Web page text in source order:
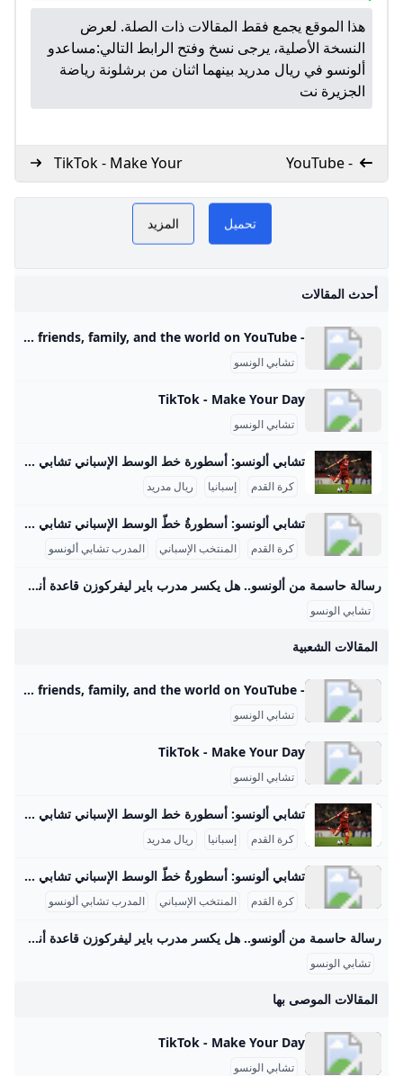
هذا الموقع يجمع فقط المقالات ذات الصلة. لعرض
النسخة الأصلية، يرجى نسخ وفتح الرابط التالي:مساعدو
ألونسو في ريال مدريد بينهما اثنان من برشلونة رياضة
الجزيرة نت
- YouTube
TikTok - Make Your
Day
تشابي الونسو GoGoGoPLAY
NOW
تحميل المزيد
أحدث المقالات
- YouTube Enjoy the videos and music you love, upload original content, and share it all with friends, family, and the world on YouTube.
تشابي الونسو
TikTok - Make Your Day
تشابي الونسو
تشابي ألونسو: أسطورة خط الوسط الإسباني تشابي ألونسو هو لاعب وسط إسباني مميز بدأ مسيرته الاحترافية في ريال سوسيداد بين سنوات 1999 و2004، حيث أظهر مهاراته في تمرير الكرة ورؤيته التكتيكية. ثم انتقل إلى ليفربول في 2004 حيث خاض 210 مباراة رسمية وسجل 18 هدفًا، وبرز في موسم 2004-2005 عندما قاد الفريق للفوز بدوري أبطال أوروبا، مسجلاً هدفًا حاسمًا في النهائي ضد ميلان. بعد ليفربول، انتقل إلى ريال مدريد بين 2009 و2014، وشارك في 236 مباراة وأحرز 6 أهداف، وفاز معهم بالدوري الإسباني 2011-2012 وكأس أبطال أوروبا 2013-2014، بالإضافة إلى ألقاب محلية متعددة.
كرة القدم إسبانيا ريال مدريد
تشابي ألونسو: أسطورةُ خطّ الوسط الإسباني تشابي ألونسو هو لاعب كرة قدم إسباني سابق ومدرب حالي، يُعد من أبرز لاعبي خط الوسط في جيله وأحد أفضل المدربين الشباب في العالم. وُلد في 25 نوفمبر 1981 في تولوسا بإسبانيا. بدأ مسيرته الكروية مع نادي ريال سوسيداد قبل أن ينتقل إلى ليفربول عام 2004 مقابل 10.5 مليون جنيه إسترليني، حيث فاز بدوري أبطال أوروبا في موسمه الأول وسجل هدف التعادل في النهائي ضد ميلان. بعد ليفربول، انتقل إلى ريال مدريد في 2009، وحقق معه عدة ألقاب منها الدوري الإسباني ودوري الأبطال.
كرة القدم المنتخب الإسباني المدرب تشابي ألونسو
رسالة حاسمة من ألونسو.. هل يكسر مدرب باير ليفركوزن قاعدة أنشيلوتي الشهيرة مبكرًا؟ – جريدة مانشيت بدأ تشابي ألونسو، المدير الفني الجديد لريال مدريد، عهده بسياسة واضحة وحازمة، حيث أجرى تغييرات جذرية في التشكيلة خلال مواجهة ريال أوفيدو، في رسالة مفادها أن اقرأ أيضًا:مفاجأة سارة للاعبين.. قرار حاسم من جون إدوارد يفاجئ الجميع قبل مواجهة الزمالك ووادي دجلة تغييرات مفاجئة تهز تشكيلة الميرينغي أمام أوفيدو في مباراة ريال أوفيدو التي فاز بها ريال مدريد متابعةلاثة أهداف نظيفة أول أمس الأحد، قام تشابي ألونسو بإجراء أربعة تغييرات على التشكيلة التي خاضت المباراة الافتتاحية للدوري الإسباني ضد أوساسونا.
تشابي الونسو
المقالات الشعبية
- YouTube Enjoy the videos and music you love, upload original content, and share it all with friends, family, and the world on YouTube.
تشابي الونسو
TikTok - Make Your Day
تشابي الونسو
تشابي ألونسو: أسطورة خط الوسط الإسباني تشابي ألونسو هو لاعب وسط إسباني مميز بدأ مسيرته الاحترافية في ريال سوسيداد بين سنوات 1999 و2004، حيث أظهر مهاراته في تمرير الكرة ورؤيته التكتيكية. ثم انتقل إلى ليفربول في 2004 حيث خاض 210 مباراة رسمية وسجل 18 هدفًا، وبرز في موسم 2004-2005 عندما قاد الفريق للفوز بدوري أبطال أوروبا، مسجلاً هدفًا حاسمًا في النهائي ضد ميلان. بعد ليفربول، انتقل إلى ريال مدريد بين 2009 و2014، وشارك في 236 مباراة وأحرز 6 أهداف، وفاز معهم بالدوري الإسباني 2011-2012 وكأس أبطال أوروبا 2013-2014، بالإضافة إلى ألقاب محلية متعددة.
كرة القدم إسبانيا ريال مدريد
تشابي ألونسو: أسطورةُ خطّ الوسط الإسباني تشابي ألونسو هو لاعب كرة قدم إسباني سابق ومدرب حالي، يُعد من أبرز لاعبي خط الوسط في جيله وأحد أفضل المدربين الشباب في العالم. وُلد في 25 نوفمبر 1981 في تولوسا بإسبانيا. بدأ مسيرته الكروية مع نادي ريال سوسيداد قبل أن ينتقل إلى ليفربول عام 2004 مقابل 10.5 مليون جنيه إسترليني، حيث فاز بدوري أبطال أوروبا في موسمه الأول وسجل هدف التعادل في النهائي ضد ميلان. بعد ليفربول، انتقل إلى ريال مدريد في 2009، وحقق معه عدة ألقاب منها الدوري الإسباني ودوري الأبطال.
كرة القدم المنتخب الإسباني المدرب تشابي ألونسو
رسالة حاسمة من ألونسو.. هل يكسر مدرب باير ليفركوزن قاعدة أنشيلوتي الشهيرة مبكرًا؟ – جريدة مانشيت بدأ تشابي ألونسو، المدير الفني الجديد لريال مدريد، عهده بسياسة واضحة وحازمة، حيث أجرى تغييرات جذرية في التشكيلة خلال مواجهة ريال أوفيدو، في رسالة مفادها أن اقرأ أيضًا:مفاجأة سارة للاعبين.. قرار حاسم من جون إدوارد يفاجئ الجميع قبل مواجهة الزمالك ووادي دجلة تغييرات مفاجئة تهز تشكيلة الميرينغي أمام أوفيدو في مباراة ريال أوفيدو التي فاز بها ريال مدريد متابعةلاثة أهداف نظيفة أول أمس الأحد، قام تشابي ألونسو بإجراء أربعة تغييرات على التشكيلة التي خاضت المباراة الافتتاحية للدوري الإسباني ضد أوساسونا.
تشابي الونسو
المقالات الموصى بها
TikTok - Make Your Day
تشابي الونسو